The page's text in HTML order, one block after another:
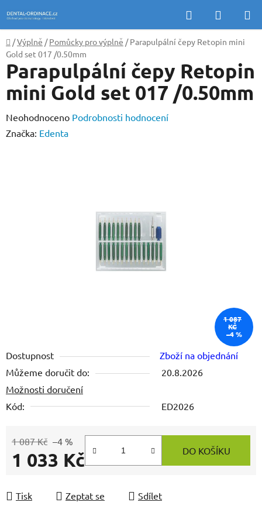
na
obsah
Hledat
KOŠÍK
Domů
/Výplně / Pomůcky pro výplně / Parapulpální čepy Retopin mini
Gold set 017 /0.50mm
Dostupnost
Zboží na objednání
Můžeme doručit do:
20.8.2026
Možnosti doručení
Kód:
ED2026
1 087 Kč –4 %
1 033 Kč DO KOŠÍKU
Tisk Zeptat se Sdílet
Parapulpální čepy Retopin
mini Gold set 017 /0.50mm
Průměrné
hodnocení
Neohodnoceno Podrobnosti hodnocení
Značka: Edenta
1 087
KČ
–4 %